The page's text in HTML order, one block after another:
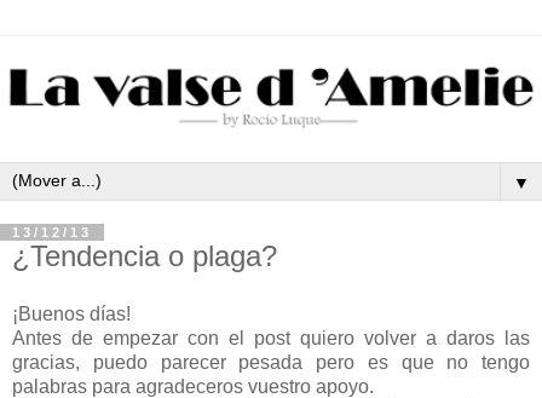
▼
13/12/13
¿Tendencia o plaga?
¡Buenos días!
Antes de empezar con el post quiero volver a daros las
gracias, puedo parecer pesada pero es que no tengo
palabras para agradeceros vuestro apoyo.